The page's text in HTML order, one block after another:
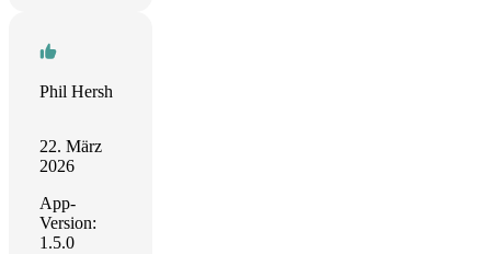
Phil Hersh
22. März
2026
App-
Version:
1.5.0